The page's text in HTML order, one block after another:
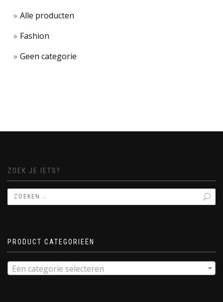
Alle producten
Fashion
Geen categorie
ZOEK JE IETS?
PRODUCT CATEGORIEËN
Een categorie selecteren